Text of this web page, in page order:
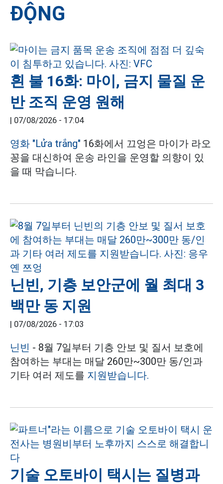
ĐỘNG
흰 불 16화: 마이, 금지 물질 운
반 조직 운영 원해
| 07/08/2026 - 17:04
영화 "Lửa trắng" 16화에서 끄엉은 마이가 라오
꽁을 대신하여 운송 라인을 운영할 의향이 있
을 때 막습니다.
닌빈, 기층 보안군에 월 최대 3
백만 동 지원
| 07/08/2026 - 17:03
닌빈 - 8월 7일부터 기층 안보 및 질서 보호에
참여하는 부대는 매달 260만~300만 동/인과
기타 여러 제도를 지원받습니다.
기술 오토바이 택시는 질병과